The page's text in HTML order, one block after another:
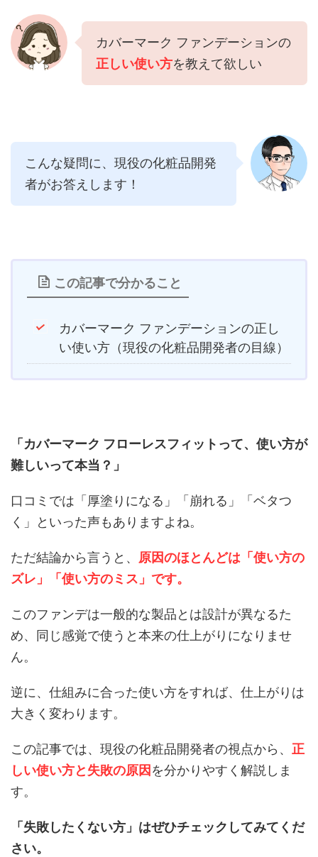
カバーマーク ファンデーションの
正しい使い方を教えて欲しい
こんな疑問に、現役の化粧品開発
者がお答えします！
この記事で分かること
カバーマーク ファンデーションの正し
い使い方（現役の化粧品開発者の目線）
「カバーマーク フローレスフィットって、使い方が
難しいって本当？」
口コミでは「厚塗りになる」「崩れる」「ベタつ
く」といった声もありますよね。
ただ結論から言うと、 原因のほとんどは「使い方の
ズレ」「使い方のミス」です。
このファンデは一般的な製品とは設計が異なるた
め、同じ感覚で使うと本来の仕上がりになりませ
ん。
逆に、仕組みに合った使い方をすれば、仕上がりは
大きく変わります。
この記事では、現役の化粧品開発者の視点から、 正
しい使い方と失敗の原因 を分かりやすく解説しま
す。
「失敗したくない方」はぜひチェックしてみてくだ
さい。